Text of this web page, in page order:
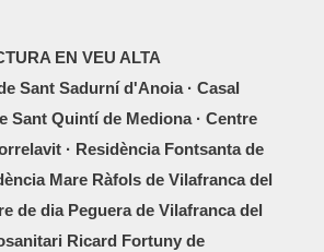
EN VEU ALTA
Sant Sadurní d'Anoia · Casal
Sant Quintí de Mediona · Centre
· Residència Fontsanta de
Mare Ràfols de Vilafranca del
de dia Peguera de Vilafranca del
Ricard Fortuny de